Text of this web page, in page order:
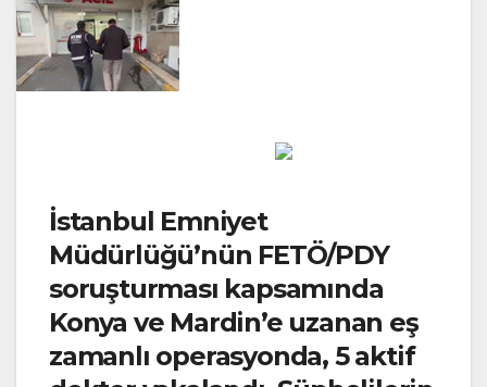
İstanbul Emniyet
Müdürlüğü’nün FETÖ/PDY
soruşturması kapsamında
Konya ve Mardin’e uzanan eş
zamanlı operasyonda, 5 aktif